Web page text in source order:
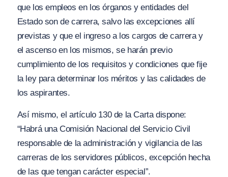
que los empleos en los órganos y entidades del
Estado son de carrera, salvo las excepciones allí
previstas y que el ingreso a los cargos de carrera y
el ascenso en los mismos, se harán previo
cumplimiento de los requisitos y condiciones que fije
la ley para determinar los méritos y las calidades de
los aspirantes.
Así mismo, el artículo 130 de la Carta dispone:
“Habrá una Comisión Nacional del Servicio Civil
responsable de la administración y vigilancia de las
carreras de los servidores públicos, excepción hecha
de las que tengan carácter especial”.